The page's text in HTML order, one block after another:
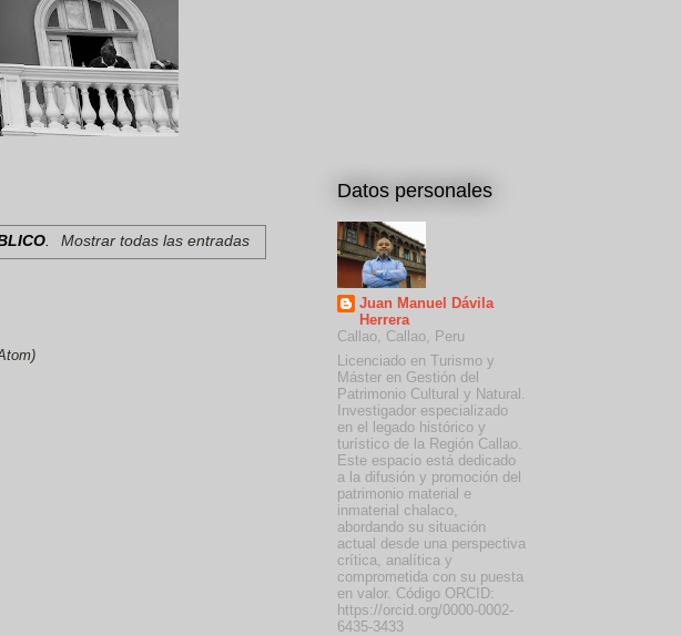
. Mostrar todas las entradas
Datos personales
Juan Manuel Dávila
Herrera
Callao, Callao, Peru
Licenciado en Turismo y
Máster en Gestión del
Patrimonio Cultural y Natural.
Investigador especializado
en el legado histórico y
turístico de la Región Callao.
Este espacio está dedicado
a la difusión y promoción del
patrimonio material e
inmaterial chalaco,
abordando su situación
actual desde una perspectiva
crítica, analítica y
comprometida con su puesta
en valor. Código ORCID:
https://orcid.org/0000-0002-
6435-3433